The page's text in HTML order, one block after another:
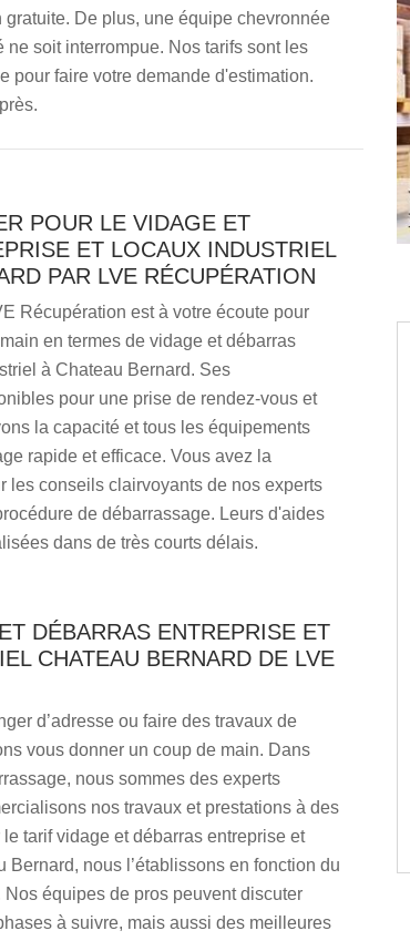
gratuite. De plus, une équipe chevronnée
soit interrompue. Nos tarifs sont les
pour faire votre demande d'estimation.
POUR LE VIDAGE ET
ET LOCAUX INDUSTRIEL
PAR LVE RÉCUPÉRATION
Récupération est à votre écoute pour
en termes de vidage et débarras
à Chateau Bernard. Ses
pour une prise de rendez-vous et
la capacité et tous les équipements
rapide et efficace. Vous avez la
les conseils clairvoyants de nos experts
de débarrassage. Leurs d'aides
dans de très courts délais.
DÉBARRAS ENTREPRISE ET
CHATEAU BERNARD DE LVE
d’adresse ou faire des travaux de
vous donner un coup de main. Dans
nous sommes des experts
nos travaux et prestations à des
tarif vidage et débarras entreprise et
Bernard, nous l’établissons en fonction du
Nos équipes de pros peuvent discuter
à suivre, mais aussi des meilleures